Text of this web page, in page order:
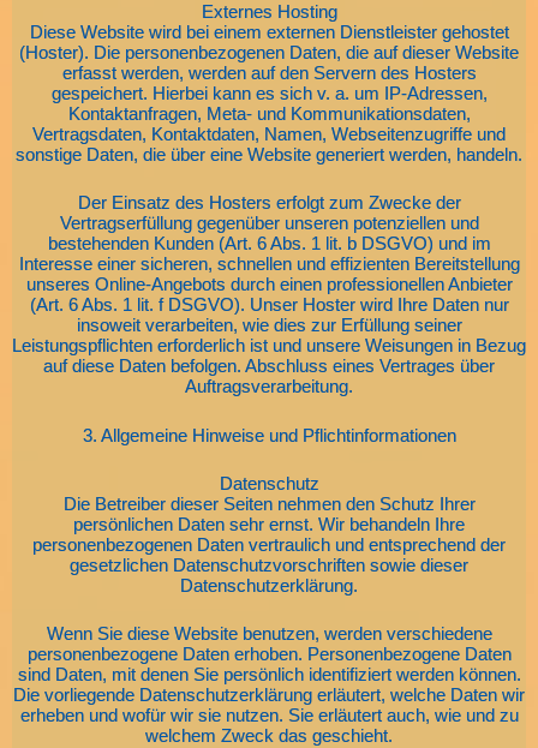
Externes Hosting
Diese Website wird bei einem externen Dienstleister gehostet
(Hoster). Die personenbezogenen Daten, die auf dieser Website
erfasst werden, werden auf den Servern des Hosters
gespeichert. Hierbei kann es sich v. a. um IP-Adressen,
Kontaktanfragen, Meta- und Kommunikationsdaten,
Vertragsdaten, Kontaktdaten, Namen, Webseitenzugriffe und
sonstige Daten, die über eine Website generiert werden, handeln.
Der Einsatz des Hosters erfolgt zum Zwecke der
Vertragserfüllung gegenüber unseren potenziellen und
bestehenden Kunden (Art. 6 Abs. 1 lit. b DSGVO) und im
Interesse einer sicheren, schnellen und effizienten Bereitstellung
unseres Online-Angebots durch einen professionellen Anbieter
(Art. 6 Abs. 1 lit. f DSGVO). Unser Hoster wird Ihre Daten nur
insoweit verarbeiten, wie dies zur Erfüllung seiner
Leistungspflichten erforderlich ist und unsere Weisungen in Bezug
auf diese Daten befolgen. Abschluss eines Vertrages über
Auftragsverarbeitung.
3. Allgemeine Hinweise und Pflichtinformationen
Datenschutz
Die Betreiber dieser Seiten nehmen den Schutz Ihrer
persönlichen Daten sehr ernst. Wir behandeln Ihre
personenbezogenen Daten vertraulich und entsprechend der
gesetzlichen Datenschutzvorschriften sowie dieser
Datenschutzerklärung.
Wenn Sie diese Website benutzen, werden verschiedene
personenbezogene Daten erhoben. Personenbezogene Daten
sind Daten, mit denen Sie persönlich identifiziert werden können.
Die vorliegende Datenschutzerklärung erläutert, welche Daten wir
erheben und wofür wir sie nutzen. Sie erläutert auch, wie und zu
welchem Zweck das geschieht.